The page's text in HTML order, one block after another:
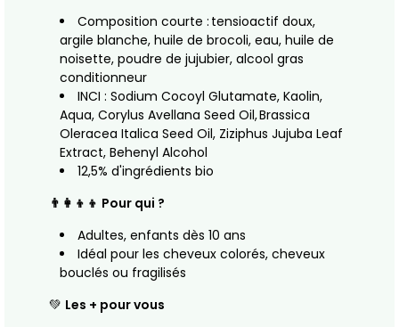
Composition courte : tensioactif doux,
argile blanche, huile de brocoli, eau, huile de
noisette, poudre de jujubier, alcool gras
conditionneur
INCI : Sodium Cocoyl Glutamate, Kaolin,
Aqua, Corylus Avellana Seed Oil, Brassica
Oleracea Italica Seed Oil, Ziziphus Jujuba Leaf
Extract, Behenyl Alcohol
12,5% d'ingrédients bio
👨‍👩‍👦‍👦 Pour qui ?
Adultes, enfants dès 10 ans
Idéal pour les cheveux colorés, cheveux
bouclés ou fragilisés
💚 Les + pour vous